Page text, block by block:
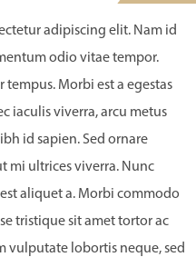
adipiscing elit. Nam id
odio vitae tempor.
Morbi est a egestas
iaculis viverra, arcu metus
id sapien. Sed ornare
mi ultrices viverra. Nunc
aliquet a. Morbi commodo
tristique sit amet tortor ac
vulputate lobortis neque, sed